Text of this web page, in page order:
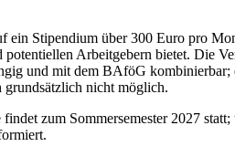
ein Stipendium über 300 Euro pro
potentiellen Arbeitgebern bietet. Die
und mit dem BAföG
grundsätzlich nicht möglich.
findet zum Sommersemester 2027